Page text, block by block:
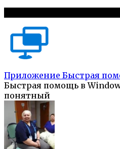
Приложение Быстрая
Быстрая помощь в
понятный